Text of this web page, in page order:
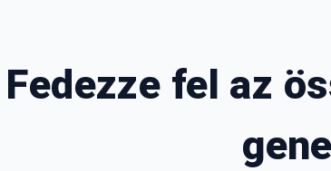
Fedezze fel az